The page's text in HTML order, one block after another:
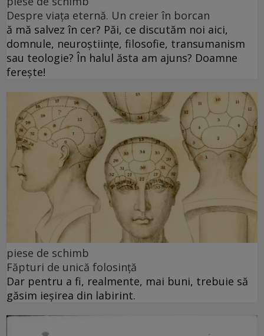
Despre viața eternă. Un creier în borcan
ă mă salvez în cer? Păi, ce discutăm noi aici,
domnule, neuroștiințe, filosofie, transumanism
sau teologie? În halul ăsta am ajuns? Doamne
ferește!
piese de schimb
Făpturi de unică folosință
Dar pentru a fi, realmente, mai buni, trebuie să
găsim ieșirea din labirint.